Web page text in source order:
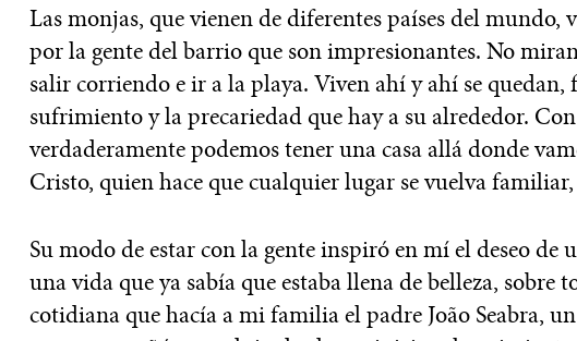
Las monjas, que vienen de diferentes países del mundo,
por la gente del barrio que son impresionantes. No
salir corriendo e ir a la playa. Viven ahí y ahí se quedan,
sufrimiento y la precariedad que hay a su alrededor.
verdaderamente podemos tener una casa allá donde
Cristo, quien hace que cualquier lugar se vuelva
Su modo de estar con la gente inspiró en mí el deseo de
una vida que ya sabía que estaba llena de belleza, sobre
cotidiana que hacía a mi familia el padre João Seabra,